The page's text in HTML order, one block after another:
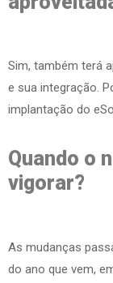
Sim, também terá
e sua integração.
implantação do
Quando o
vigorar?
As mudanças
do ano que vem,